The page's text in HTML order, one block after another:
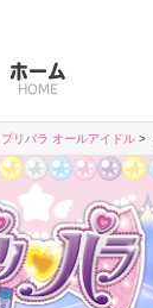
ホーム
HOME
プリパラ オールアイドル